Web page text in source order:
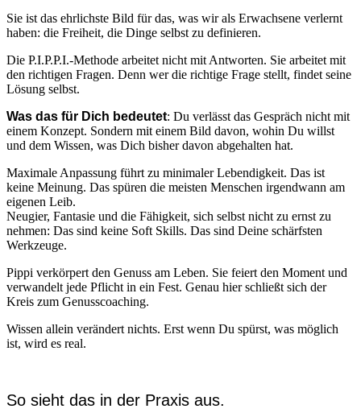
Sie ist das ehrlichste Bild für das, was wir als Erwachsene verlernt
haben: die Freiheit, die Dinge selbst zu definieren.
Die P.I.P.P.I.-Methode arbeitet nicht mit Antworten. Sie arbeitet mit
den richtigen Fragen. Denn wer die richtige Frage stellt, findet seine
Lösung selbst.
Was das für Dich bedeutet: Du verlässt das Gespräch nicht mit
einem Konzept. Sondern mit einem Bild davon, wohin Du willst
und dem Wissen, was Dich bisher davon abgehalten hat.
Maximale Anpassung führt zu minimaler Lebendigkeit. Das ist
keine Meinung. Das spüren die meisten Menschen irgendwann am
eigenen Leib.
Neugier, Fantasie und die Fähigkeit, sich selbst nicht zu ernst zu
nehmen: Das sind keine Soft Skills. Das sind Deine schärfsten
Werkzeuge.
Pippi verkörpert den Genuss am Leben. Sie feiert den Moment und
verwandelt jede Pflicht in ein Fest. Genau hier schließt sich der
Kreis zum Genusscoaching.
Wissen allein verändert nichts. Erst wenn Du spürst, was möglich
ist, wird es real.
So sieht das in der Praxis aus.